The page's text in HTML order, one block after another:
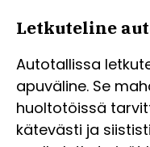
Letkuteline
Autotallissa
apuväline. Se
huoltotöissä
kätevästi ja